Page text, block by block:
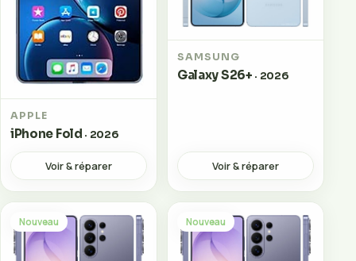
APPLE
iPhone Fold · 2026
Voir & réparer
SAMSUNG
Galaxy S26+ · 2026
Voir & réparer
Nouveau Nouveau